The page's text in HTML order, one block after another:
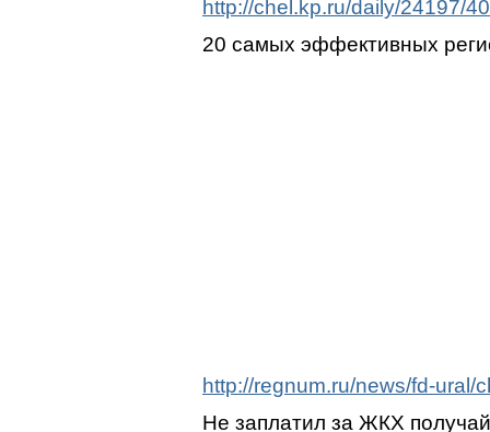
http://chel.kp.ru/daily/24197/
20 самых эффективных
http://regnum.ru/news/fd-ural/
Не заплатил за ЖКХ